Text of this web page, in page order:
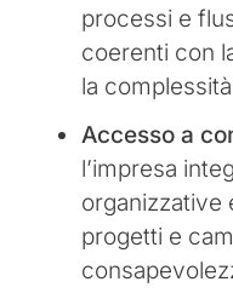
processi e
coerenti con
la
Accesso a
l’impresa
organizzative
progetti e